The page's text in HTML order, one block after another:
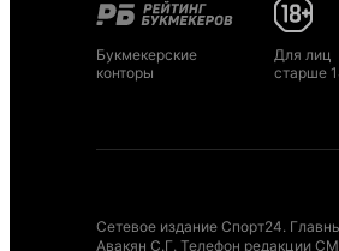
Букмекерские
конторы
Для лиц
старше
Сетевое издание Спорт24.
Авакян С.Г. Телефон редакции